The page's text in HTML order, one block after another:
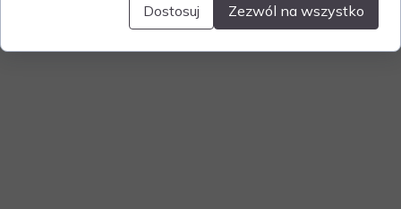
☕ Kawa i wypieki
Dostosuj Zezwól na wszystko